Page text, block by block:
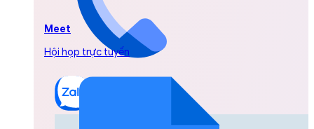
Meet
Hội họp trực tuyến